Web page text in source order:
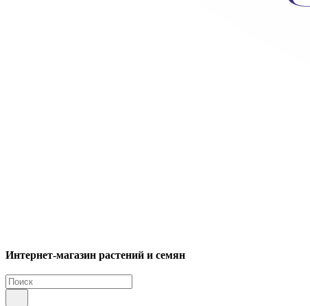
Интернет-магазин растений и семян